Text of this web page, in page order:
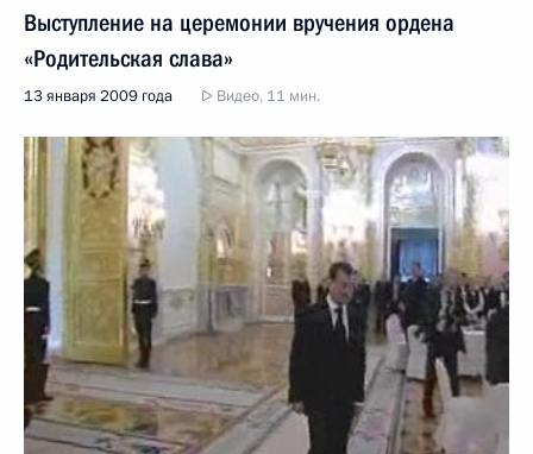
Выступление на церемонии вручения ордена
«Родительская слава»
13 января 2009 года Видео, 11 мин.